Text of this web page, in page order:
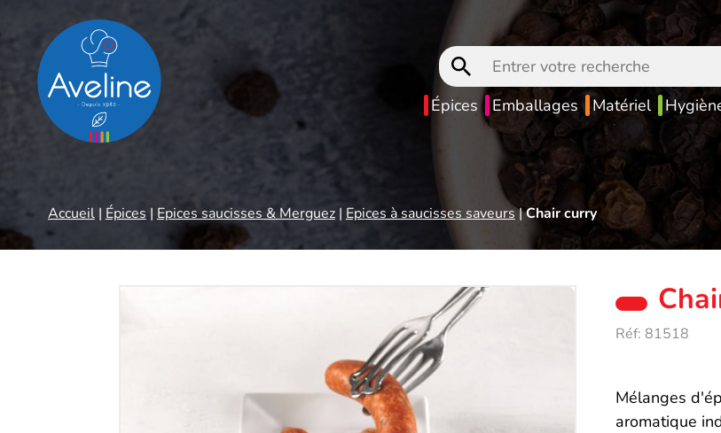
Entrer
votre
recherche
Épices Emballages Matériel
Accueil| Épices | Epices saucisses & Merguez| Epices à saucisses saveurs|Chair curry
Réf: 81518
Mélanges
aromatique
Panneau de gestion des cookies